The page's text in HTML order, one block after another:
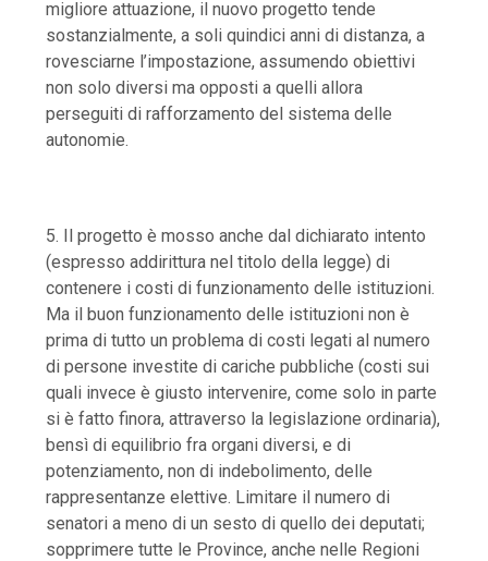
migliore attuazione, il nuovo progetto tende
sostanzialmente, a soli quindici anni di distanza, a
rovesciarne l’impostazione, assumendo obiettivi
non solo diversi ma opposti a quelli allora
perseguiti di rafforzamento del sistema delle
autonomie.
5. Il progetto è mosso anche dal dichiarato intento
(espresso addirittura nel titolo della legge) di
contenere i costi di funzionamento delle istituzioni.
Ma il buon funzionamento delle istituzioni non è
prima di tutto un problema di costi legati al numero
di persone investite di cariche pubbliche (costi sui
quali invece è giusto intervenire, come solo in parte
si è fatto finora, attraverso la legislazione ordinaria),
bensì di equilibrio fra organi diversi, e di
potenziamento, non di indebolimento, delle
rappresentanze elettive. Limitare il numero di
senatori a meno di un sesto di quello dei deputati;
sopprimere tutte le Province, anche nelle Regioni